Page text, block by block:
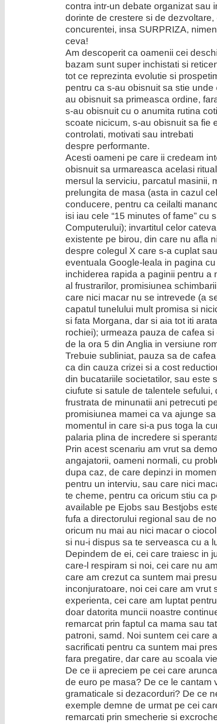
contra intr-un debate organizat sau
dorinte de crestere si de
concurentei, insa SURPRIZA,
ceva!
Am descoperit ca oamenii cei
bazam sunt super inchistati si
tot ce reprezinta evolutie si
pentru ca s-au obisnuit sa stie
au obisnuit sa primeasca ordine,
s-au obisnuit cu o anumita rutina
scoate nicicum, s-au obisnuit sa fie
controlati, motivati sau intrebati
despre performante.
Acesti oameni pe care ii credeam
obisnuit sa urmareasca acelasi
mersul la serviciu, parcatul masinii,
prelungita de masa (asta in cazul
conducere, pentru ca ceilalti
isi iau cele “15 minutes of fame” cu
Computerului); invartitul celor
existente pe birou, din care nu afla
despre colegul X care s-a cuplat
eventuala Google-leala in pagina
inchiderea rapida a paginii pentru a
al frustrarilor, promisiunea
care nici macar nu se intrevede (a
capatul tunelului mult promisa si
si fata Morgana, dar si aia tot iti
rochiei); urmeaza pauza de cafea
de la ora 5 din Anglia in versiune
Trebuie subliniat, pauza sa de
ca din cauza crizei si a cost
din bucatariile societatilor, sau este
ciufute si satule de talentele sefului,
frustrata de minunatii ani petrecuti
promisiunea mamei ca va ajunge
momentul in care si-a pus toga la
palaria plina de incredere si
Prin acest scenariu am vrut sa
angajatorii, oameni normali, cu
dupa caz, de care depinzi in
pentru un interviu, sau care nici
te cheme, pentru ca oricum stiu ca
available pe Ejobs sau Bestjobs
fufa a directorului regional sau de
oricum nu mai au nici macar o
si nu-i dispus sa te serveasca cu a
Depindem de ei, cei care traiesc in
care-l respiram si noi, cei care nu
care am crezut ca suntem mai
inconjuratoare, noi cei care am vrut
experienta, cei care am luptat
doar datorita muncii noastre
remarcat prin faptul ca mama sau
patroni, samd. Noi suntem cei care
sacrificati pentru ca suntem mai
fara pregatire, dar care au scoala
De ce ii apreciem pe cei care
de euro pe masa? De ce le cantam
gramaticale si dezacorduri? De ce
exemple demne de urmat pe cei
remarcati prin smecherie si